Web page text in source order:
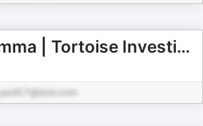
We call her Emma | Tortoise Investigates
pod57@test.com